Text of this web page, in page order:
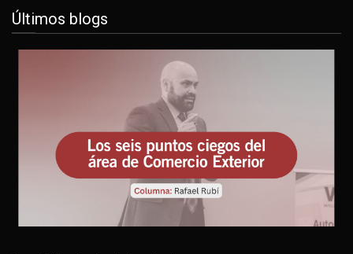
Últimos blogs